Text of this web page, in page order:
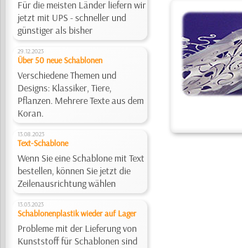
Für die meisten Länder liefern wir
jetzt mit UPS - schneller und
günstiger als bisher
29.12.2023
Über 50 neue Schablonen
Verschiedene Themen und
Designs: Klassiker, Tiere,
Pflanzen. Mehrere Texte aus dem
Koran.
13.08.2023
Text-Schablone
Wenn Sie eine Schablone mit Text
bestellen, können Sie jetzt die
Zeilenausrichtung wählen
13.03.2023
Schablonenplastik wieder auf Lager
Probleme mit der Lieferung von
Kunststoff für Schablonen sind